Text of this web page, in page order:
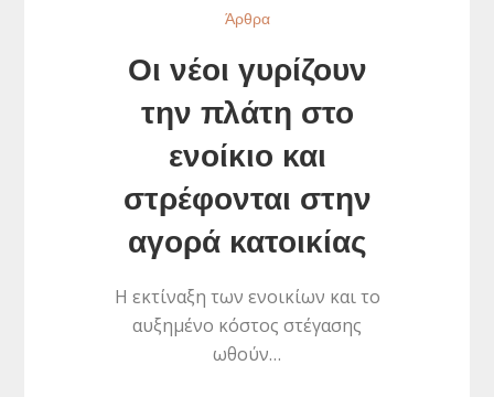
Άρθρα
Οι νέοι γυρίζουν
την πλάτη στο
ενοίκιο και
στρέφονται στην
αγορά κατοικίας
Η εκτίναξη των ενοικίων και το
αυξημένο κόστος στέγασης
ωθούν…